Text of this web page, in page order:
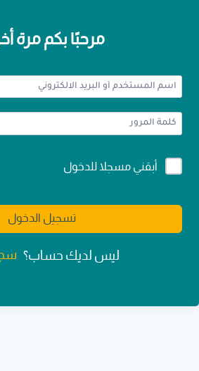
مرحبًا بكم مرة
Alternative:
أبقني مسجلا للدخول
تسجيل الدخول
ليس لديك حساب؟